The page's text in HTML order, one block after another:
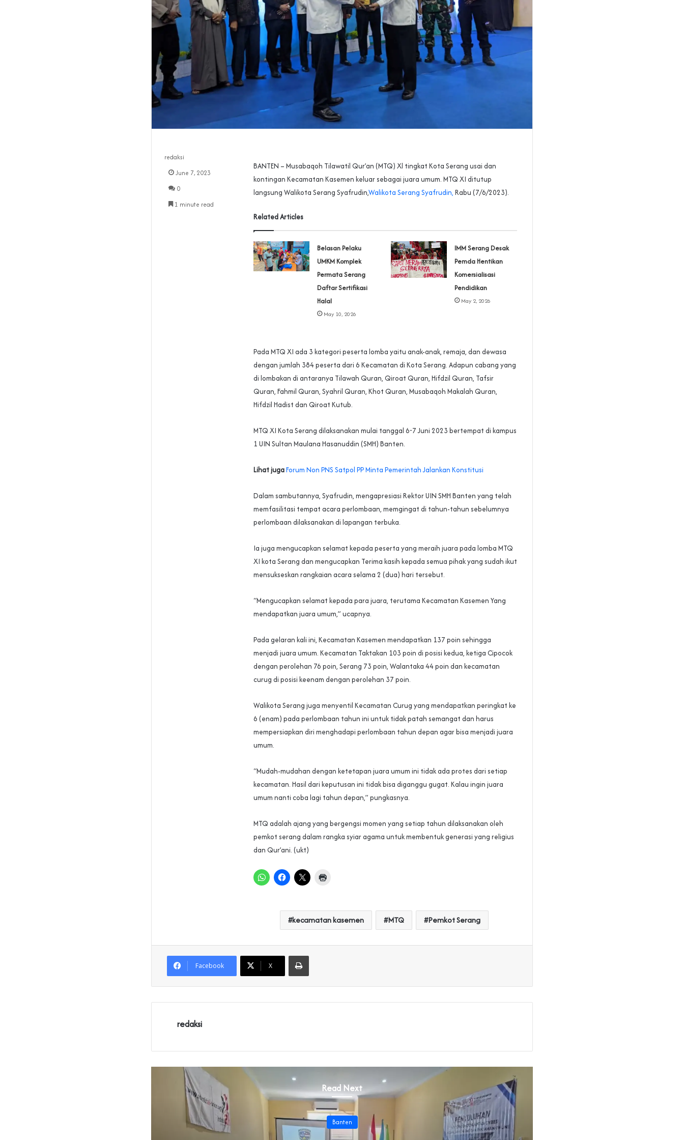
BANTEN – Musabaqoh Tilawatil Qur’an (MTQ) Xl tingkat Kota Serang usai dan
kontingan Kecamatan Kasemen keluar sebagai juara umum. MTQ XI ditutup
langsung Walikota Serang Syafrudin,Walikota Serang Syafrudin, Rabu (7/6/2023).
Related Articles
Belasan Pelaku
UMKM Komplek
Permata Serang
Daftar Sertifikasi
Halal
May 10, 2026
IMM Serang Desak
Pemda Hentikan
Komersialisasi
Pendidikan
May 2, 2026
Pada MTQ XI ada 3 kategori peserta lomba yaitu anak-anak, remaja, dan dewasa
dengan jumlah 384 peserta dari 6 Kecamatan di Kota Serang. Adapun cabang yang
di lombakan di antaranya Tilawah Quran, Qiroat Quran, Hifdzil Quran, Tafsir
Quran, Fahmil Quran, Syahril Quran, Khot Quran, Musabaqoh Makalah Quran,
Hifdzil Hadist dan Qiroat Kutub.
MTQ XI Kota Serang dilaksanakan mulai tanggal 6-7 Juni 2023 bertempat di kampus
1 UIN Sultan Maulana Hasanuddin (SMH) Banten.
Lihat jugaForum Non PNS Satpol PP Minta Pemerintah Jalankan Konstitusi
Dalam sambutannya, Syafrudin, mengapresiasi Rektor UIN SMH Banten yang telah
memfasilitasi tempat acara perlombaan, memgingat di tahun-tahun sebelumnya
perlombaan dilaksanakan di lapangan terbuka.
Ia juga mengucapkan selamat kepada peserta yang meraih juara pada lomba MTQ
XI kota Serang dan mengucapkan Terima kasih kepada semua pihak yang sudah ikut
mensukseskan rangkaian acara selama 2 (dua) hari tersebut.
“Mengucapkan selamat kepada para juara, terutama Kecamatan Kasemen Yang
mendapatkan juara umum,” ucapnya.
Pada gelaran kali ini, Kecamatan Kasemen mendapatkan 137 poin sehingga
menjadi juara umum. Kecamatan Taktakan 103 poin di posisi kedua, ketiga Cipocok
dengan perolehan 76 poin, Serang 73 poin, Walantaka 44 poin dan kecamatan
curug di posisi keenam dengan perolehan 37 poin.
Walikota Serang juga menyentil Kecamatan Curug yang mendapatkan peringkat ke
6 (enam) pada perlombaan tahun ini untuk tidak patah semangat dan harus
mempersiapkan diri menghadapi perlombaan tahun depan agar bisa menjadi juara
umum.
“Mudah-mudahan dengan ketetapan juara umum ini tidak ada protes dari setiap
kecamatan. Hasil dari keputusan ini tidak bisa diganggu gugat. Kalau ingin juara
umum nanti coba lagi tahun depan,” pungkasnya.
MTQ adalah ajang yang bergengsi momen yang setiap tahun dilaksanakan oleh
pemkot serang dalam rangka syiar agama untuk membentuk generasi yang religius
dan Qur’ani. (ukt)
kecamatan kasemen MTQ Pemkot Serang
redaksi
June 7, 2023
0
1 minute read
Facebook X
Print
redaksi
Read Next
Banten